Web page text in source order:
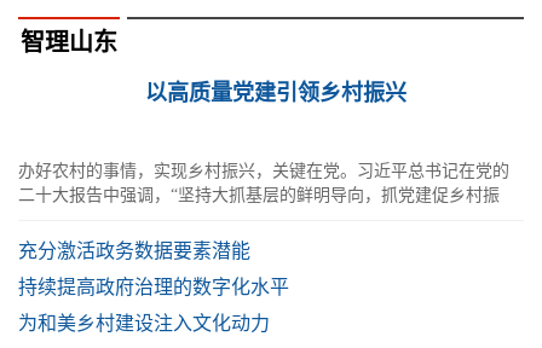
智理山东
以高质量党建引领乡村振兴
办好农村的事情，实现乡村振兴，关键在党。习近平总书记在党的
二十大报告中强调，“坚持大抓基层的鲜明导向，抓党建促乡村振
充分激活政务数据要素潜能
持续提高政府治理的数字化水平
为和美乡村建设注入文化动力